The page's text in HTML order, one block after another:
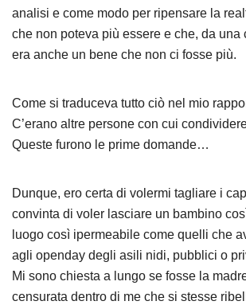
analisi e come modo per ripensare la
che non poteva più essere e che, da una
era anche un bene che non ci fosse più.
Come si traduceva tutto ciò nel mio
C’erano altre persone con cui
Queste furono le prime domande…
Dunque, ero certa di volermi tagliare i
convinta di voler lasciare un bambino
luogo così ipermeabile come quelli che
agli openday degli asili nidi, pubblici o
Mi sono chiesta a lungo se fosse la
censurata dentro di me che si stesse